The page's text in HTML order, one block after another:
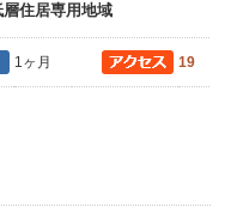
住居専用地域
1ヶ月 19